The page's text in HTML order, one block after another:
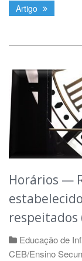
Artigo
Horários —
respeitados
Educação de
CEB/Ensino